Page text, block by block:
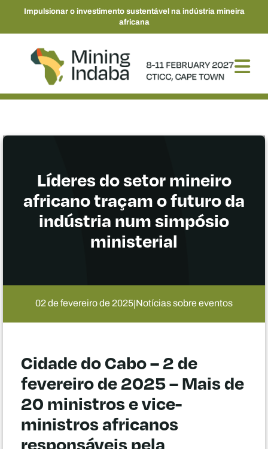
Impulsionar o investimento sustentável na indústria mineira
africana
Líderes do setor mineiro
africano traçam o futuro da
indústria num simpósio
ministerial
02 de fevereiro de 2025|Notícias sobre eventos
Cidade do Cabo – 2 de
fevereiro de 2025 – Mais de
20 ministros e vice-
ministros africanos
responsáveis pela